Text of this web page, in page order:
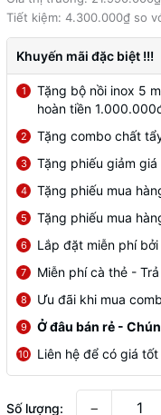
Tiết kiệm: 4.300.000₫ so
Khuyến mãi đặc biệt !!!
1
Tặng bộ nồi inox 5
hoàn tiền
2 Tặng combo chất
3 Tặng phiếu giảm
4 Tặng phiếu mua
5 Tặng phiếu mua
6 Lắp đặt miễn phí
7 Miễn phí cà thẻ -
8 Ưu đãi khi mua
9 Ở đâu bán rẻ -
10 Liên hệ để có giá
Số lượng: −